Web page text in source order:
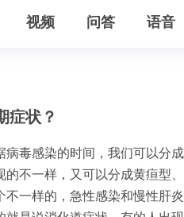
视频 问答 语音
症状？
病毒感染的时间，我们可以分
的不一样，又可以分成黄疸型
不一样的，急性感染和慢性肝